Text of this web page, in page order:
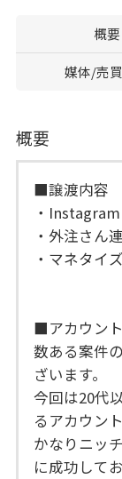
概要
媒体/売
概要
■譲渡内容
・
・外注さん
・マネタイ
■アカウン
数ある案件
ざいます。
今回は20代
るアカウン
かなりニッ
に成功して